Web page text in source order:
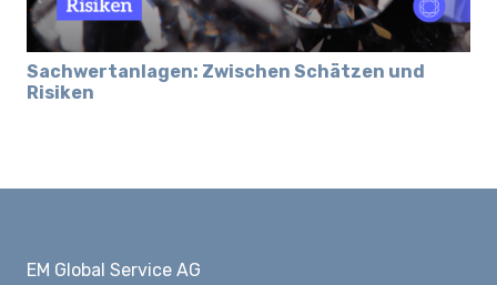
Sachwertanlagen: Zwischen Schätzen und
Risiken
EM Global Service AG